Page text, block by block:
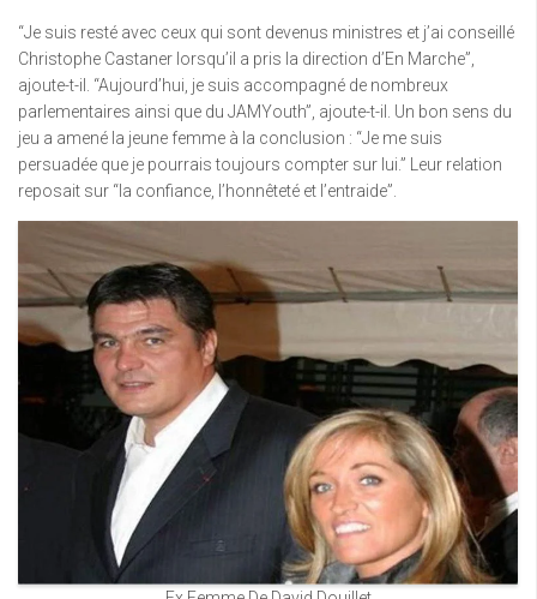
“Je suis resté avec ceux qui sont devenus ministres et j’ai conseillé
Christophe Castaner lorsqu’il a pris la direction d’En Marche”,
ajoute-t-il. “Aujourd’hui, je suis accompagné de nombreux
parlementaires ainsi que du JAMYouth”, ajoute-t-il. Un bon sens du
jeu a amené la jeune femme à la conclusion : “Je me suis
persuadée que je pourrais toujours compter sur lui.” Leur relation
reposait sur “la confiance, l’honnêteté et l’entraide”.